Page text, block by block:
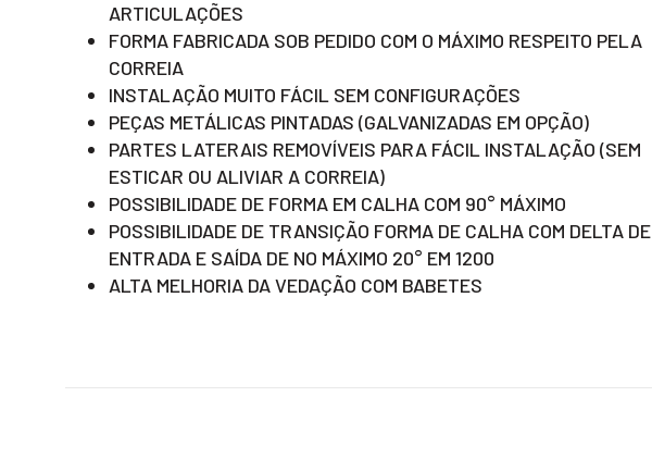
ARTICULAÇÕES
FORMA FABRICADA SOB PEDIDO COM O MÁXIMO RESPEITO PELA
CORREIA
INSTALAÇÃO MUITO FÁCIL SEM CONFIGURAÇÕES
PEÇAS METÁLICAS PINTADAS (GALVANIZADAS EM OPÇÃO)
PARTES LATERAIS REMOVÍVEIS PARA FÁCIL INSTALAÇÃO (SEM
ESTICAR OU ALIVIAR A CORREIA)
POSSIBILIDADE DE FORMA EM CALHA COM 90° MÁXIMO
POSSIBILIDADE DE TRANSIÇÃO FORMA DE CALHA COM DELTA DE
ENTRADA E SAÍDA DE NO MÁXIMO 20° EM 1200
ALTA MELHORIA DA VEDAÇÃO COM BABETES